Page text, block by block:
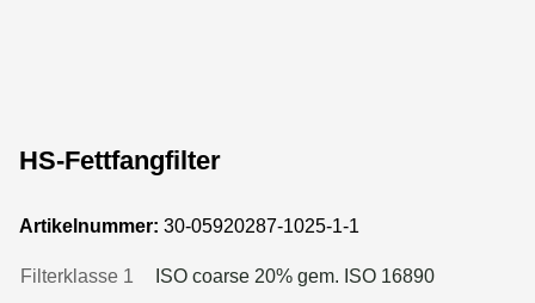
HS-Fettfangfilter
Artikelnummer: 30-05920287-1025-1-1
Filterklasse 1
ISO coarse 20% gem. ISO 16890